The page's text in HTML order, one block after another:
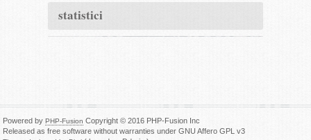
statistici
Powered by PHP-Fusion Copyright © 2016 PHP-Fusion Inc
Released as free software without warranties under GNU Affero GPL v3